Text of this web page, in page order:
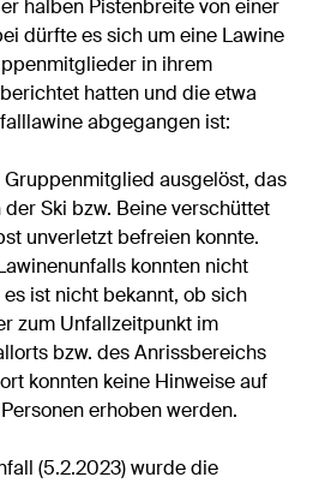
halben Pistenbreite von einer
dürfte es sich um eine Lawine
in ihrem
hatten und die etwa
abgegangen ist:
ausgelöst, das
Ski bzw. Beine verschüttet
unverletzt befreien konnte.
konnten nicht
ist nicht bekannt, ob sich
zum Unfallzeitpunkt im
bzw. des Anrissbereichs
konnten keine Hinweise auf
erhoben werden.
(5.2.2023) wurde die